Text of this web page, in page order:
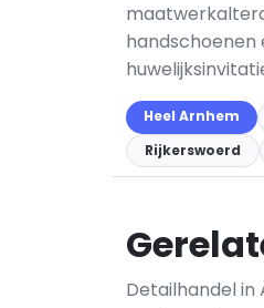
handschoenen
Heel Arnhem
Rijkerswoerd
Detailhandel in